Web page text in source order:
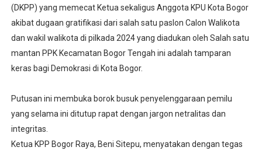
(DKPP) yang memecat Ketua sekaligus Anggota KPU Kota Bogor
akibat dugaan gratifikasi dari salah satu paslon Calon Walikota
dan wakil walikota di pilkada 2024 yang diadukan oleh Salah satu
mantan PPK Kecamatan Bogor Tengah ini adalah tamparan
keras bagi Demokrasi di Kota Bogor.
Putusan ini membuka borok busuk penyelenggaraan pemilu
yang selama ini ditutup rapat dengan jargon netralitas dan
integritas.
Ketua KPP Bogor Raya, Beni Sitepu, menyatakan dengan tegas